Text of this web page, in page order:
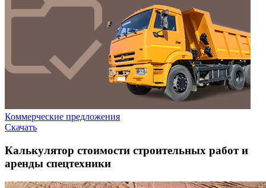
Коммерческие предложения
Скачать
Калькулятор стоимости строительных работ и
аренды спецтехники